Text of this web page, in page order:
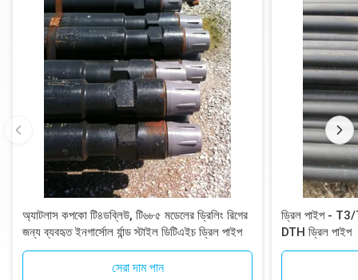
অ্যাটলাস কপকো টি৪ডব্লিউ, টি৬৮৫ মডেলের ড্রিলিং রিগের
জন্য ব্যবহৃত ইনগার্সোল র্যান্ড স্টাইল ডিটিএইচ ড্রিল পাইপ
সেরা দাম পান
ড্রিল পাইপ -
DTH ড্রিল পাইপ